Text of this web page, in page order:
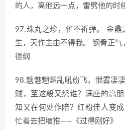
的人，离他远一点，雷劈他的
97.珠丸之珍，雀不祈弹。 金鼎
生，天作主由不得我。 钢骨正
德纲
98.魑魅魍魉乱吼纷飞，恨雾凄
贼，至这般又怨谁？满座的高
知又在何处作陪？红粉佳人变
忙着去把墙推——《过得刚好》